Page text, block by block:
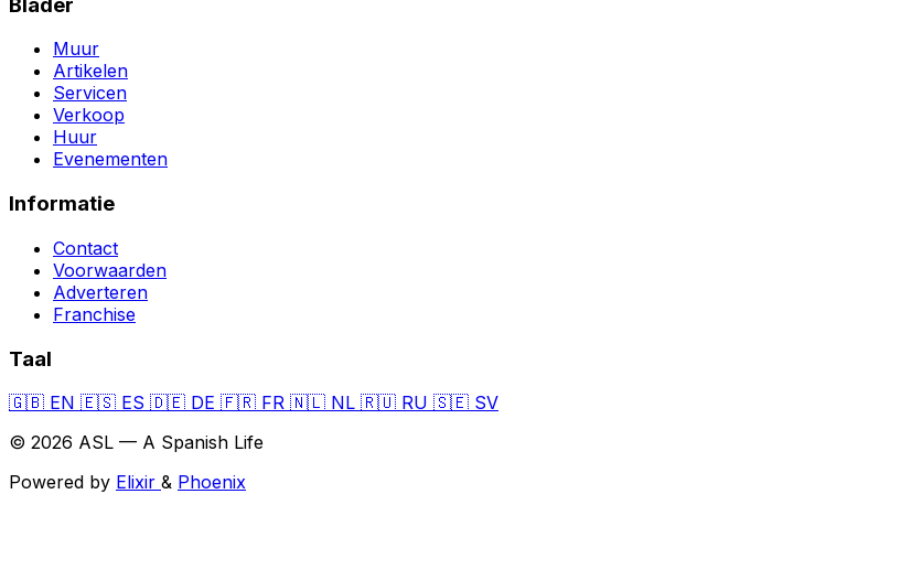
Muur
Artikelen
Servicen
Verkoop
Huur
Evenementen
Informatie
Contact
Voorwaarden
Adverteren
Franchise
Taal
🇬🇧 EN 🇪🇸 ES 🇩🇪 DE 🇫🇷 FR 🇳🇱 NL 🇷🇺 RU 🇸🇪 SV
© 2026 ASL — A Spanish Life
Powered by Elixir & Phoenix